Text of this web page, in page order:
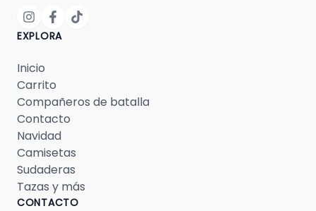
EXPLORA
Inicio
Carrito
Compañeros de batalla
Contacto
Navidad
Camisetas
Sudaderas
Tazas y más
CONTACTO